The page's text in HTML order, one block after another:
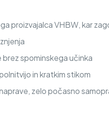
proizvajalca VHBW, kar
spominskega učinka
in kratkim stikom
zelo počasno